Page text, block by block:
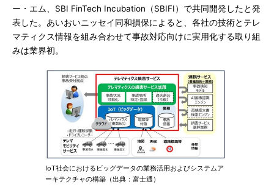
ー・エム、SBI FinTech Incubation（SBIFI）で共同開発したと発
表した。あいおいニッセイ同和損保によると、各社の技術とテレ
マティクス情報を組み合わせて事故対応向けに実用化する取り組
みは業界初。
IoT社会におけるビッグデータの業務活用およびシステムア
ーキテクチャの構築（出典：富士通）